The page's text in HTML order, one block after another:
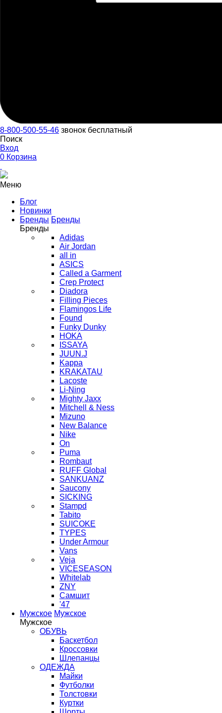
8-800-500-55-46 звонок бесплатный
Поиск
Вход
0 Корзина
Меню
Блог
Новинки
Бренды Бренды
Бренды
Adidas
Air Jordan
all in
ASICS
Called a Garment
Crep Protect
Diadora
Filling Pieces
Flamingos Life
Found
Funky Dunky
HOKA
ISSAYA
JUUN.J
Kappa
KRAKATAU
Lacoste
Li-Ning
Mighty Jaxx
Mitchell & Ness
Mizuno
New Balance
Nike
On
Puma
Rombaut
RUFF Global
SANKUANZ
Saucony
SICKING
Stampd
Tabito
SUICOKE
TYPES
Under Armour
Vans
Veja
VICESEASON
Whitelab
ZNY
Самшит
'47
Мужское Мужское
Мужское
ОБУВЬ
Баскетбол
Кроссовки
Шлепанцы
ОДЕЖДА
Майки
Футболки
Толстовки
Куртки